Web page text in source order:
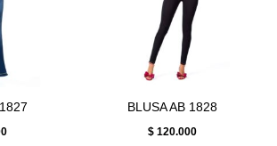
BLUSA AB 1828
$120.000